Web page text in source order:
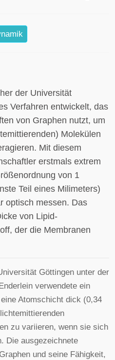
der Universität
Verfahren entwickelt, das
von Graphen nutzt, um
Molekülen
Mit diesem
erstmals extrem
von 1
Teil eines Milimeters)
optisch messen. Das
von Lipid-
der die Membranen
Göttingen unter der
verwendete ein
Atomschicht dick (0,34
zu variieren, wenn sie sich
Die ausgezeichnete
und seine Fähigkeit,